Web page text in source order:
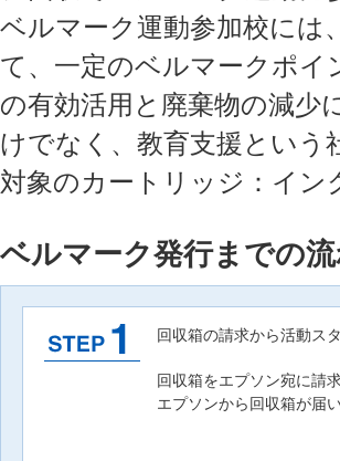
ベルマーク運動参加校には
て、一定のベルマークポ
の有効活用と廃棄物の減少
けでなく、教育支援という
対象のカートリッジ：イン
ベルマーク発行までの
回収箱の請求から活動ス
回収箱をエプソン宛に請
エプソンから回収箱が届